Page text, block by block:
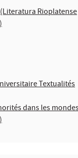
(Literatura Rioplatense
Textualités
dans les